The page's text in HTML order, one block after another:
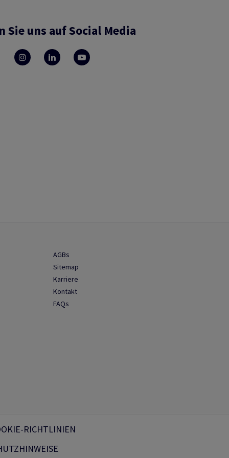
Sie uns auf Social Media
AGBs
Sitemap
Karriere
Kontakt
FAQs
RICHTLINIEN